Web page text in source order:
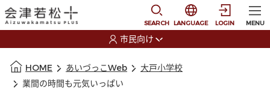
SEARCH
選択すると言語の切
LANGUAGE LOGIN MENU
市民向け
HOME あいづっこWeb
大戸小学校
業間の時間も元気いっぱい